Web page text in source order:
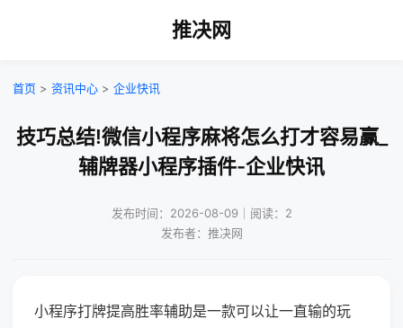
推决网
首页 > 资讯中心 > 企业快讯
技巧总结!微信小程序麻将怎么打才容易赢_
辅牌器小程序插件-企业快讯
发布时间：2026-08-09｜阅读：2
发布者：推决网
小程序打牌提高胜率辅助是一款可以让一直输的玩